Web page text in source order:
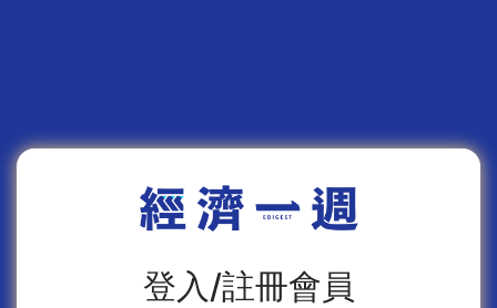
登入/註冊會員